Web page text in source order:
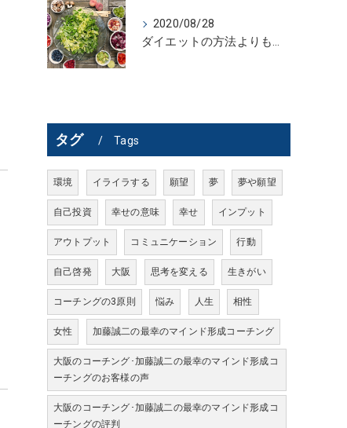
2020/08/28
ダイエットの方法よりも効果的なこと
タグ Tags
環境 イライラする 願望 夢 夢や願望
自己投資 幸せの意味 幸せ インプット
アウトプット コミュニケーション 行動
自己啓発 大阪 思考を変える 生きがい
コーチングの3原則 悩み 人生 相性
女性 加藤誠二の最幸のマインド形成コーチング
大阪のコーチング･加藤誠二の最幸のマインド形成コ
ーチングのお客様の声
大阪のコーチング･加藤誠二の最幸のマインド形成コ
ーチングの評判